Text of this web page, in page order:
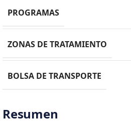
PROGRAMAS
ZONAS DE TRATAMIENTO
BOLSA DE TRANSPORTE
Resumen